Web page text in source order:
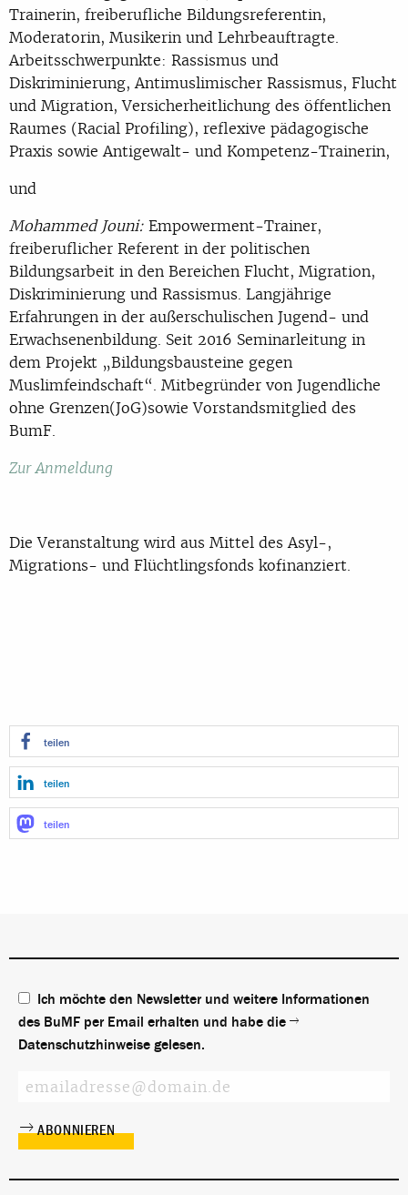
Trainerin, freiberufliche Bildungsreferentin,
Moderatorin, Musikerin und Lehrbeauftragte.
Arbeitsschwerpunkte: Rassismus und
Diskriminierung, Antimuslimischer Rassismus, Flucht
und Migration, Versicherheitlichung des öffentlichen
Raumes (Racial Profiling), reflexive pädagogische
Praxis sowie Antigewalt- und Kompetenz-Trainerin,
und
Mohammed Jouni: Empowerment-Trainer,
freiberuflicher Referent in der politischen
Bildungsarbeit in den Bereichen Flucht, Migration,
Diskriminierung und Rassismus. Langjährige
Erfahrungen in der außerschulischen Jugend- und
Erwachsenenbildung. Seit 2016 Seminarleitung in
dem Projekt „Bildungsbausteine gegen
Muslimfeindschaft“. Mitbegründer von Jugendliche
ohne Grenzen(JoG)sowie Vorstandsmitglied des
BumF.
Zur Anmeldung
Die Veranstaltung wird aus Mittel des Asyl-,
Migrations- und Flüchtlingsfonds kofinanziert.
teilen
teilen
teilen
Ich möchte den Newsletter und weitere Informationen
des BuMF per Email erhalten und habe die
Datenschutzhinweise gelesen.